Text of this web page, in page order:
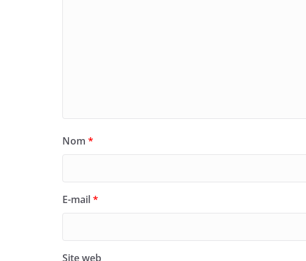
Nom *
E-mail*
Site web